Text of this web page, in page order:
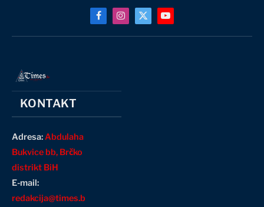
FacebookInstagram
X
(Twitter)
YouTube
KONTAKT
Adresa:Abdulaha
Bukvice bb, Brčko
distrikt BiH
E-mail:
redakcija@times.b